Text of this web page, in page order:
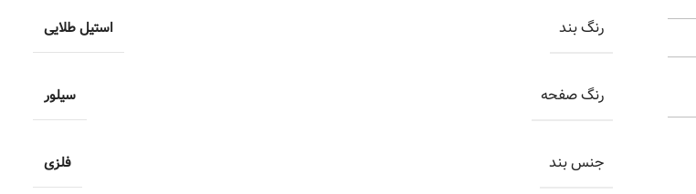
رنگ بند استیل طلایی
رنگ صفحه سیلور
جنس بند فلزی